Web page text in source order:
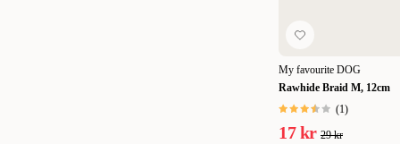
My favourite DOG
Rawhide Braid M, 12cm
(1)
17 kr 29 kr